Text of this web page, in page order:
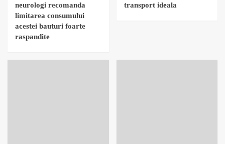
neurologi recomanda
limitarea consumului
acestei bauturi foarte
raspandite
transport ideala